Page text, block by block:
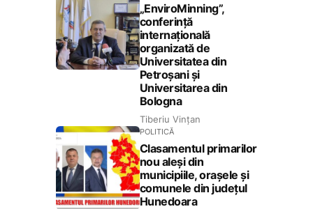
„EnviroMinning”,
conferință
internațională
organizată de
Universitatea din
Petroșani și
Universitarea din
Bologna
Tiberiu Vințan
POLITICĂ
Clasamentul primarilor
nou aleși din
municipiile, orașele și
comunele din județul
Hunedoara